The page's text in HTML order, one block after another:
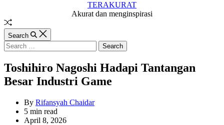
TERAKURAT
Akurat dan menginspirasi
Random
Article
Search
Search
for:
Toshihiro Nagoshi Hadapi Tantangan
Besar Industri Game
By Rifansyah Chaidar
Estimated
read
5 min read
April 8, 2026